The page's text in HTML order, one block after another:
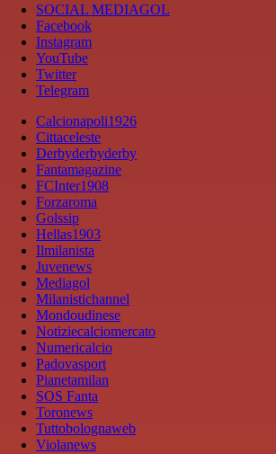
SOCIAL MEDIAGOL
Facebook
Instagram
YouTube
Twitter
Telegram
Calcionapoli1926
Cittaceleste
Derbyderbyderby
Fantamagazine
FCInter1908
Forzaroma
Golssip
Hellas1903
Ilmilanista
Juvenews
Mediagol
Milanistichannel
Mondoudinese
Notiziecalciomercato
Numericalcio
Padovasport
Pianetamilan
SOS Fanta
Toronews
Tuttobolognaweb
Violanews